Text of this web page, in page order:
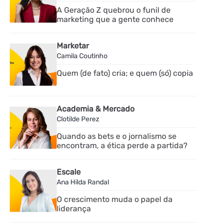
A Geração Z quebrou o funil de
marketing que a gente conhece
Marketar
Camila Coutinho
Quem (de fato) cria; e quem (só) copia
Academia & Mercado
Clotilde Perez
Quando as bets e o jornalismo se
encontram, a ética perde a partida?
Escale
Ana Hilda Randal
O crescimento muda o papel da
liderança